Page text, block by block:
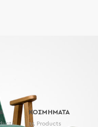
ΚΟΣΜΗΜΑΤΑ
35 Products